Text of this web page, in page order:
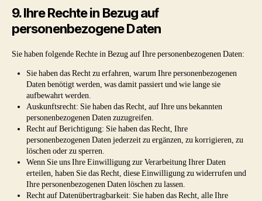
9. Ihre Rechte in Bezug auf
personenbezogene Daten
Sie haben folgende Rechte in Bezug auf Ihre personenbezogenen Daten:
Sie haben das Recht zu erfahren, warum Ihre personenbezogenen
Daten benötigt werden, was damit passiert und wie lange sie
aufbewahrt werden.
Auskunftsrecht: Sie haben das Recht, auf Ihre uns bekannten
personenbezogenen Daten zuzugreifen.
Recht auf Berichtigung: Sie haben das Recht, Ihre
personenbezogenen Daten jederzeit zu ergänzen, zu korrigieren, zu
löschen oder zu sperren.
Wenn Sie uns Ihre Einwilligung zur Verarbeitung Ihrer Daten
erteilen, haben Sie das Recht, diese Einwilligung zu widerrufen und
Ihre personenbezogenen Daten löschen zu lassen.
Recht auf Datenübertragbarkeit: Sie haben das Recht, alle Ihre